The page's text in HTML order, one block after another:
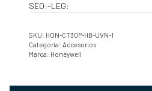
SEO:-LEG:
SKU: HON-CT30P-HB-UVN-1
Categoría: Accesorios
Marca: Honeywell